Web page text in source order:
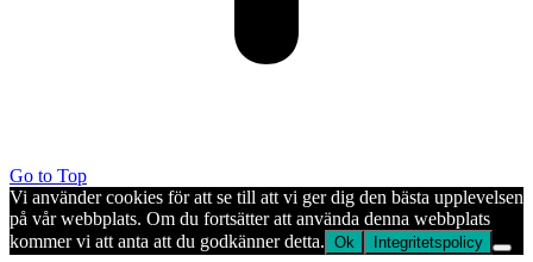
Go to Top
Vi använder cookies för att se till att vi ger dig den bästa upplevelsen
på vår webbplats. Om du fortsätter att använda denna webbplats
kommer vi att anta att du godkänner detta. Ok Integritetspolicy